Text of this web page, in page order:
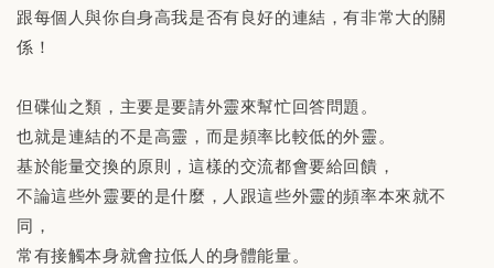
跟每個人與你自身高我是否有良好的連結，有非常大的關
係！
但碟仙之類，主要是要請外靈來幫忙回答問題。
也就是連結的不是高靈，而是頻率比較低的外靈。
基於能量交換的原則，這樣的交流都會要給回饋，
不論這些外靈要的是什麼，人跟這些外靈的頻率本來就不
同，
常有接觸本身就會拉低人的身體能量。